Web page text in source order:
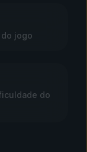
jogo
do